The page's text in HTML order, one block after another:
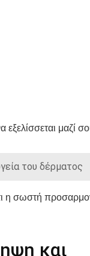
εξελίσσεται μαζί
του δέρματος
η σωστή
και